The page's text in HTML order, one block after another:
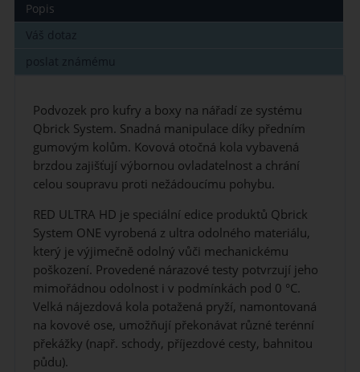
Popis
Váš dotaz
poslat známému
Podvozek pro kufry a boxy na nářadí ze systému
Qbrick System. Snadná manipulace díky předním
gumovým kolům. Kovová otočná kola vybavená
brzdou zajišťují výbornou ovladatelnost a chrání
celou soupravu proti nežádoucímu pohybu.
RED ULTRA HD je speciální edice produktů Qbrick
System ONE vyrobená z ultra odolného materiálu,
který je výjimečně odolný vůči mechanickému
poškození. Provedené nárazové testy potvrzují jeho
mimořádnou odolnost i v podmínkách pod 0 °C.
Velká nájezdová kola potažená pryží, namontovaná
na kovové ose, umožňují překonávat různé terénní
překážky (např. schody, příjezdové cesty, bahnitou
půdu).